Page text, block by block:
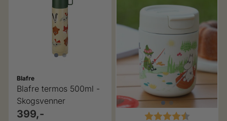
Blafre
Blafre termos 500ml -
Skogsvenner
399,- Karakter: